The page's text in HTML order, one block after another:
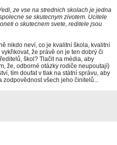
ze vse na strednich skolach je jedna
se skutecnym zivotem. Ucitele
o skutecnem svete, reditele jsou
nikdo neví, co je kvalitní škola, kvalitní
že právě on je ten dobrý či
škol? Tlačit na média, aby
že, odborné otázky rodiče neupoutají)
tím doufat v tlak na státní správu, aby
zodpovědnost všech jeho činitelů...